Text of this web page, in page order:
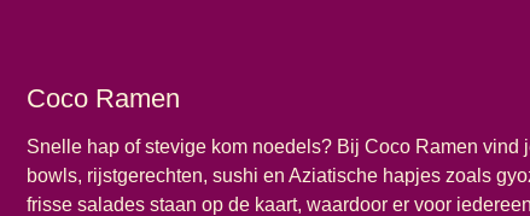
Coco Ramen
Snelle hap of stevige kom noedels? Bij Coco Ramen vind
bowls, rijstgerechten, sushi en Aziatische hapjes zoals
frisse salades staan op de kaart, waardoor er voor